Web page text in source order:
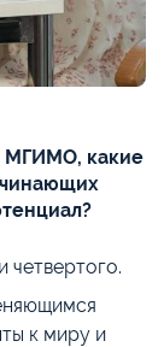
МГИМО, какие
четвертого.
к миру и